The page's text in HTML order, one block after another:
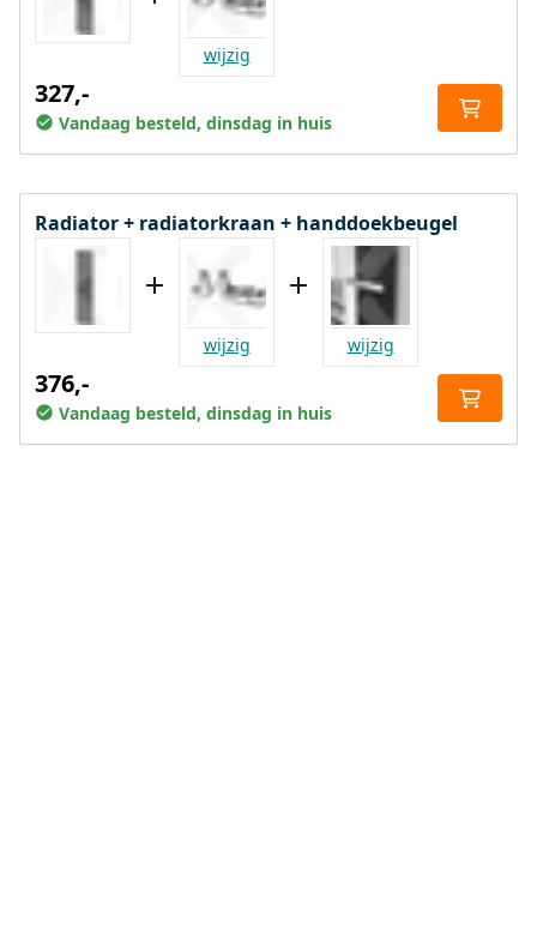
wijzig
327,-
Vandaag besteld, dinsdag in huis
Radiator + radiatorkraan + handdoekbeugel
wijzig wijzig
376,-
Vandaag besteld, dinsdag in huis